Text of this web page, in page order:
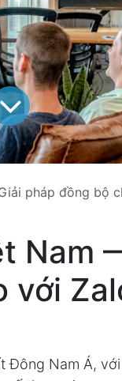
đồng bộ cho doanh
Nam
với
Đông Nam Á,